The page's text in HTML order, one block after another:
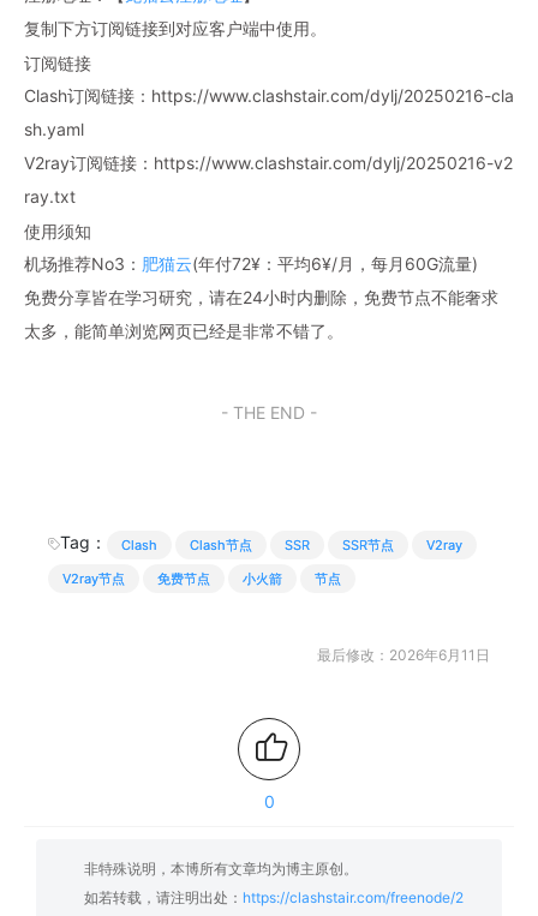
复制下方订阅链接到对应客户端中使用。
订阅链接
Clash订阅链接：https://www.clashstair.com/dylj/20250216-cla
sh.yaml
V2ray订阅链接：https://www.clashstair.com/dylj/20250216-v2
ray.txt
使用须知
机场推荐No3： 肥猫云(年付72¥：平均6¥/月，每月60G流量)
免费分享皆在学习研究，请在24小时内删除，免费节点不能奢求
太多，能简单浏览网页已经是非常不错了。
- THE END -
Tag： Clash Clash节点 SSR SSR节点
V2ray
V2ray节点
免费节点 小火箭 节点
最后修改：2026年6月11日
0
非特殊说明，本博所有文章均为博主原创。
如若转载，请注明出处： https://clashstair.com/freenode/2